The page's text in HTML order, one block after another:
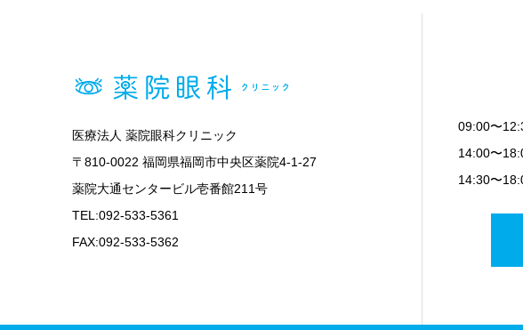
医療法人 薬院眼科クリニック
〒810-0022 福岡県福岡市中央区薬院4-1-27
薬院大通センタービル壱番館211号
TEL:092-533-5361
FAX:092-533-5362
09:00〜
14:00〜
14:30〜